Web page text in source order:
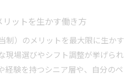
ットを生かす働き方
制）のメリットを最大限に生かす
現場選びやシフト調整が挙げられ
経験を持つシニア層や、自分のペ